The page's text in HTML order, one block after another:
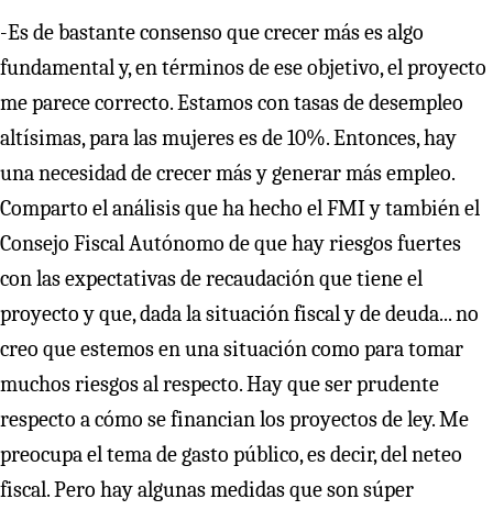
-Es de bastante consenso que crecer más es algo
fundamental y, en términos de ese objetivo, el proyecto
me parece correcto. Estamos con tasas de desempleo
altísimas, para las mujeres es de 10%. Entonces, hay
una necesidad de crecer más y generar más empleo.
Comparto el análisis que ha hecho el FMI y también el
Consejo Fiscal Autónomo de que hay riesgos fuertes
con las expectativas de recaudación que tiene el
proyecto y que, dada la situación fiscal y de deuda... no
creo que estemos en una situación como para tomar
muchos riesgos al respecto. Hay que ser prudente
respecto a cómo se financian los proyectos de ley. Me
preocupa el tema de gasto público, es decir, del neteo
fiscal. Pero hay algunas medidas que son súper